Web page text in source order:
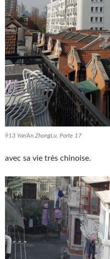
913 Yan’An ZhongLu, Porte 17
avec sa vie très chinoise.